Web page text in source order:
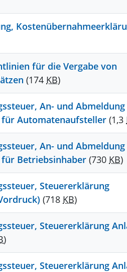
für die Vergabe von
(174 KB)
An- und
Automatenaufsteller (1,3
An- und
Betriebsinhaber (730 KB)
Steuererklärung
(718 KB)
Steuererklärung
)
Steuererklärung